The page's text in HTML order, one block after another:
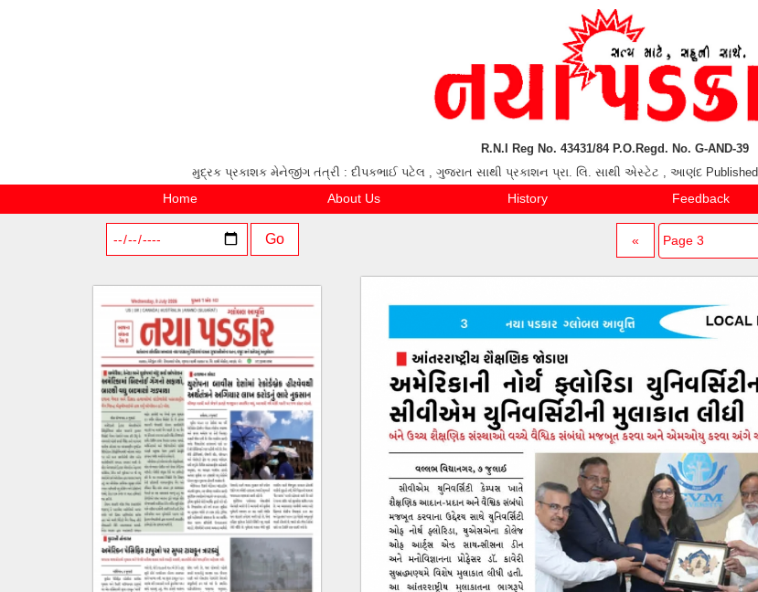
R.N.I Reg No. 43431/84 P.O.Regd. No. G-AND-39
મુદ્રક પ્રકાશક મેનેજીંગ તંત્રી : દીપકભાઈ પટેલ , ગુજરાત સાથી પ્રકાશન પ્રા. લિ. સાથી એસ્ટેટ , આણંદ
Home About Us History Feedback
Go «